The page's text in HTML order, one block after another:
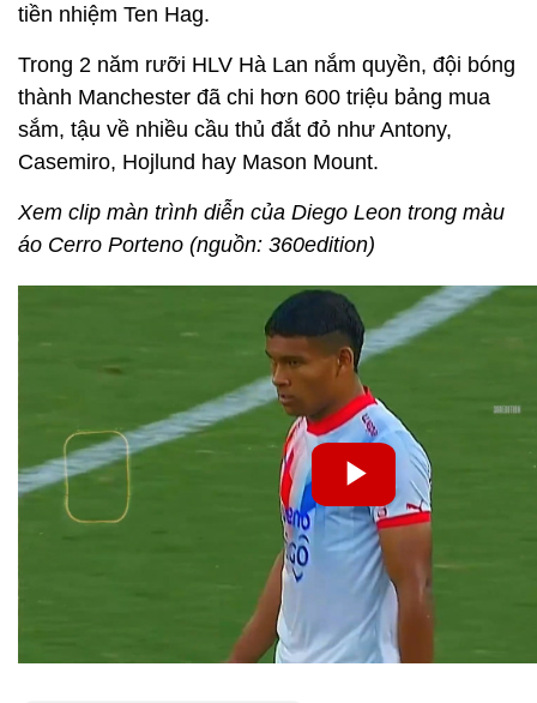
tiền nhiệm Ten Hag.
Trong 2 năm rưỡi HLV Hà Lan nắm quyền, đội bóng
thành Manchester đã chi hơn 600 triệu bảng mua
sắm, tậu về nhiều cầu thủ đắt đỏ như Antony,
Casemiro, Hojlund hay Mason Mount.
Xem clip màn trình diễn của Diego Leon trong màu
áo Cerro Porteno (nguồn: 360edition)